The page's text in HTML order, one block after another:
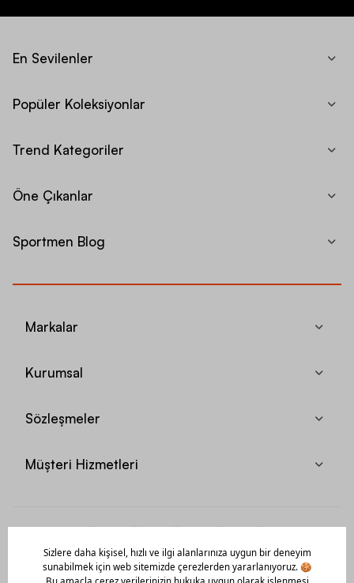
En Sevilenler
Popüler Koleksiyonlar
Trend Kategoriler
Öne Çıkanlar
Sportmen Blog
Markalar
Kurumsal
Sözleşmeler
Müşteri Hizmetleri